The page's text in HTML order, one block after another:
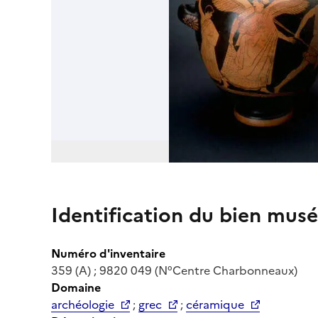
Identification du bien
Numéro d'inventaire
359 (A) ; 9820 049 (N°Centre Charbonneaux)
Domaine
archéologie
; grec ;céramique